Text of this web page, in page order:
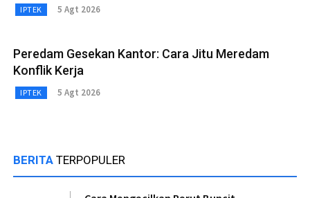
IPTEK 5 Agt 2026
Peredam Gesekan Kantor: Cara Jitu Meredam
Konflik Kerja
IPTEK 5 Agt 2026
BERITA TERPOPULER